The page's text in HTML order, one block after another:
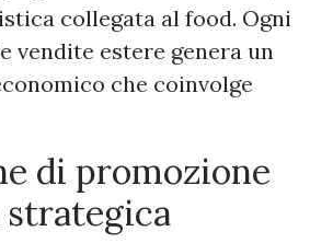
collegata al food. Ogni
vendite estere genera un
che coinvolge
di promozione
strategica